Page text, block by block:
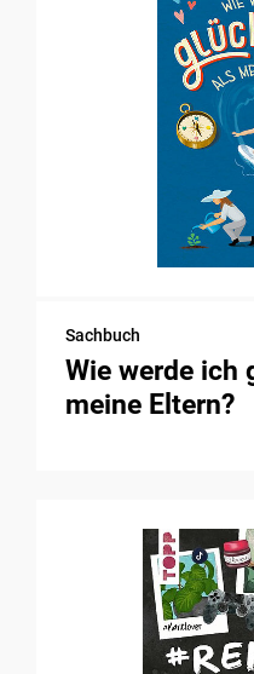
Sachbuch
Wie werde ich
meine Eltern?